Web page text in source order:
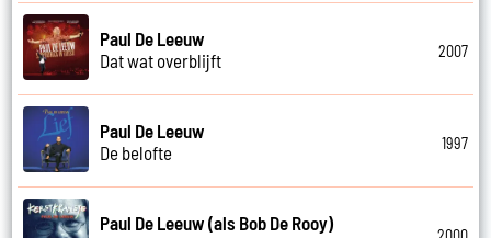
Paul De Leeuw
Dat wat overblijft
2007
Paul De Leeuw
De belofte
1997
Paul De Leeuw (als Bob De Rooy)